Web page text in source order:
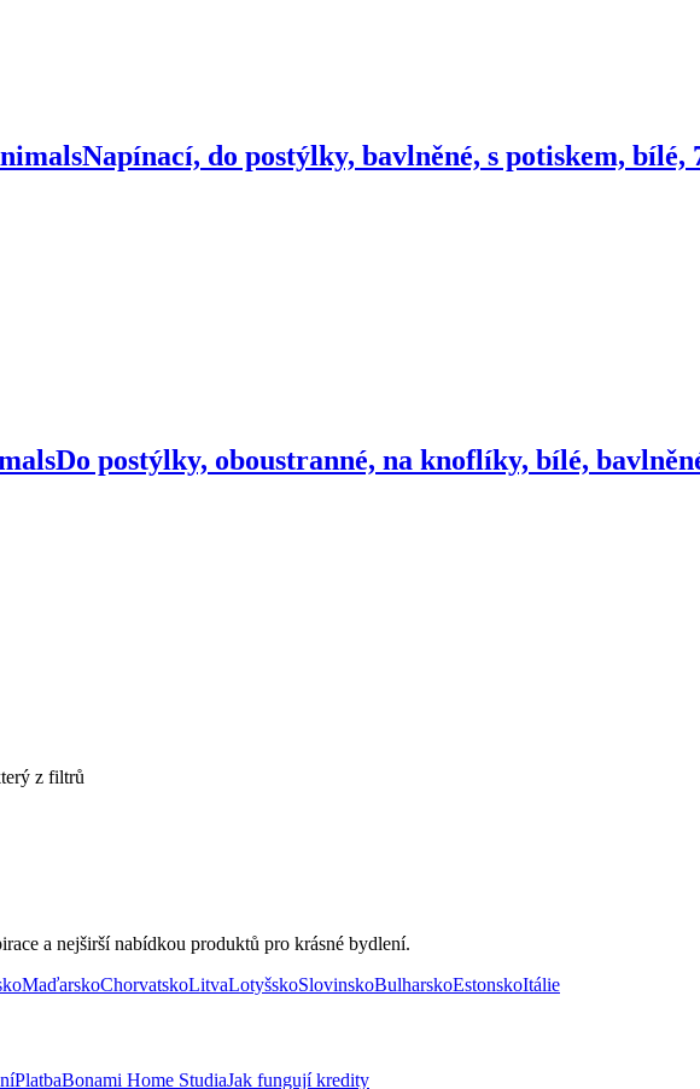
Napínací, do postýlky, bavlněné, s potiskem, bílé,
Do postýlky, oboustranné, na knoflíky, bílé,
z filtrů
a nejširší nabídkou produktů pro krásné bydlení.
MaďarskoChorvatskoLitvaLotyšskoSlovinskoBulharskoEstonskoItálie
PlatbaBonami Home StudiaJak fungují kredity